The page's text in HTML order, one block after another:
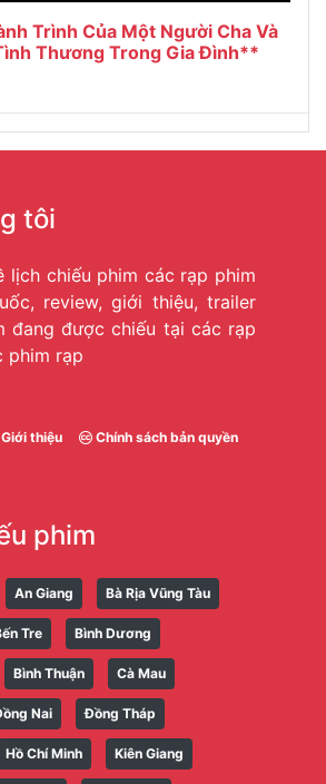
Trình Của Một Người Cha Và
Thương Trong Gia Đình**
tôi
lịch chiếu phim các rạp phim
review, giới thiệu, trailer
đang được chiếu tại các rạp
phim rạp
Giới thiệu
Chính sách bản quyền
phim
An Giang Bà Rịa Vũng Tàu
Tre Bình Dương
Bình Thuận Cà Mau
Nai Đồng Tháp
Hồ Chí Minh Kiên Giang